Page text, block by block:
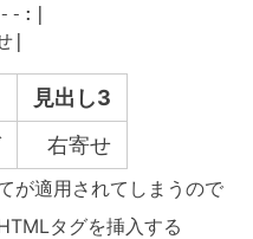
:|
|
見出し3
右寄せ
が適用されてしまうので
タグを挿入する